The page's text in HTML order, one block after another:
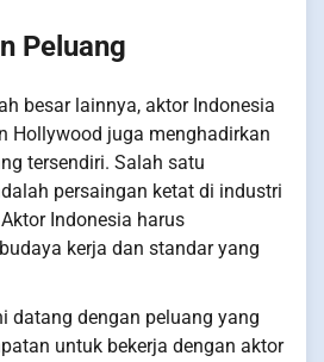
Peluang
besar lainnya, aktor Indonesia
Hollywood juga menghadirkan
tersendiri. Salah satu
persaingan ketat di industri
Indonesia harus
kerja dan standar yang
datang dengan peluang yang
untuk bekerja dengan aktor